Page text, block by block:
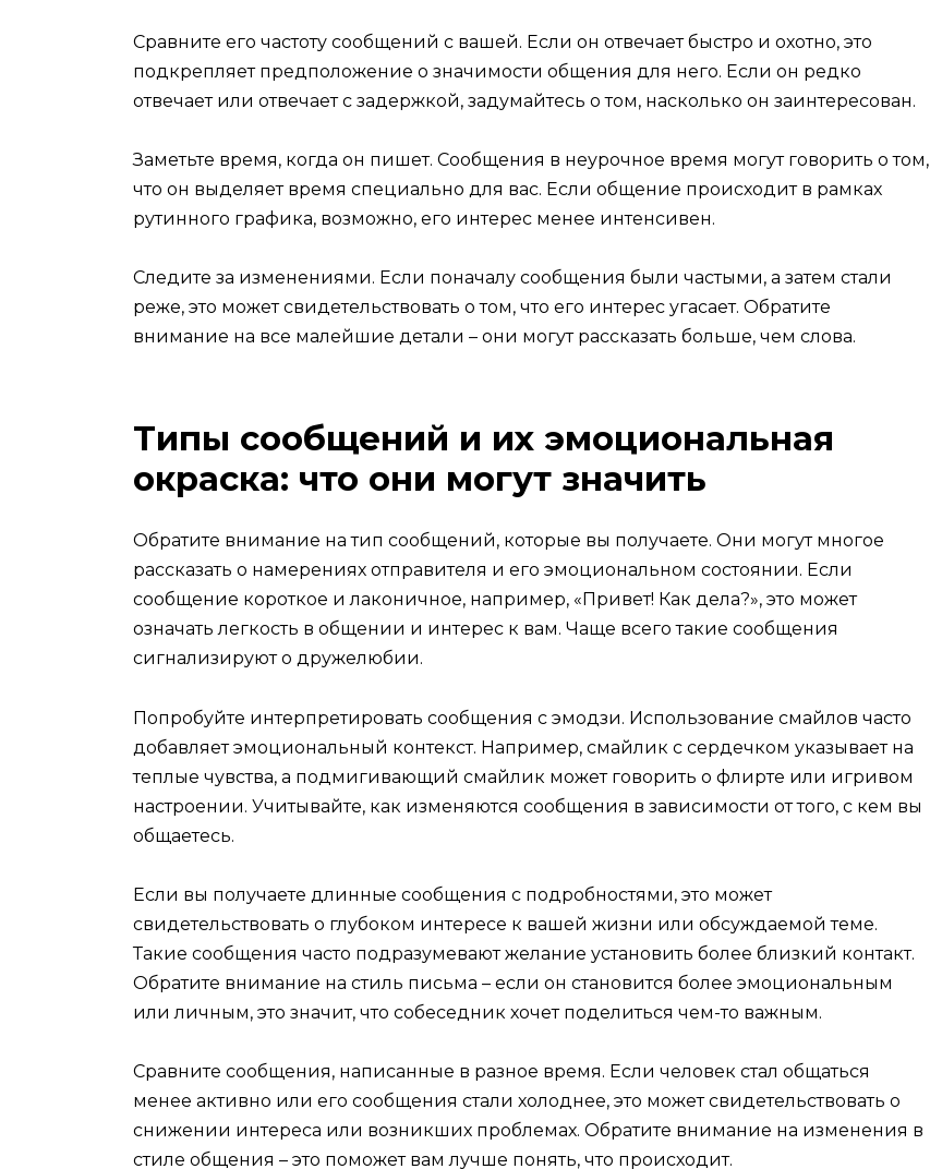
Сравните его частоту сообщений с вашей. Если он отвечает быстро и охотно, это
подкрепляет предположение о значимости общения для него. Если он редко
отвечает или отвечает с задержкой, задумайтесь о том, насколько он заинтересован.
Заметьте время, когда он пишет. Сообщения в неурочное время могут говорить о том,
что он выделяет время специально для вас. Если общение происходит в рамках
рутинного графика, возможно, его интерес менее интенсивен.
Следите за изменениями. Если поначалу сообщения были частыми, а затем стали
реже, это может свидетельствовать о том, что его интерес угасает. Обратите
внимание на все малейшие детали – они могут рассказать больше, чем слова.
Типы сообщений и их эмоциональная
окраска: что они могут значить
Обратите внимание на тип сообщений, которые вы получаете. Они могут многое
рассказать о намерениях отправителя и его эмоциональном состоянии. Если
сообщение короткое и лаконичное, например, «Привет! Как дела?», это может
означать легкость в общении и интерес к вам. Чаще всего такие сообщения
сигнализируют о дружелюбии.
Попробуйте интерпретировать сообщения с эмодзи. Использование смайлов часто
добавляет эмоциональный контекст. Например, смайлик с сердечком указывает на
теплые чувства, а подмигивающий смайлик может говорить о флирте или игривом
настроении. Учитывайте, как изменяются сообщения в зависимости от того, с кем вы
общаетесь.
Если вы получаете длинные сообщения с подробностями, это может
свидетельствовать о глубоком интересе к вашей жизни или обсуждаемой теме.
Такие сообщения часто подразумевают желание установить более близкий контакт.
Обратите внимание на стиль письма – если он становится более эмоциональным
или личным, это значит, что собеседник хочет поделиться чем-то важным.
Сравните сообщения, написанные в разное время. Если человек стал общаться
менее активно или его сообщения стали холоднее, это может свидетельствовать о
снижении интереса или возникших проблемах. Обратите внимание на изменения в
стиле общения – это поможет вам лучше понять, что происходит.